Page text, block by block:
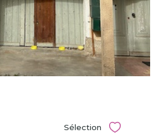
Sélection